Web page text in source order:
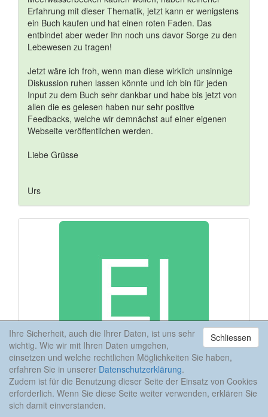
Erfahrung mit dieser Thematik, jetzt kann er wenigstens
ein Buch kaufen und hat einen roten Faden. Das
entbindet aber weder Ihn noch uns davor Sorge zu den
Lebewesen zu tragen!
Jetzt wäre ich froh, wenn man diese wirklich unsinnige
Diskussion ruhen lassen könnte und ich bin für jeden
Input zu dem Buch sehr dankbar und habe bis jetzt von
allen die es gelesen haben nur sehr positive
Feedbacks, welche wir demnächst auf einer eigenen
Webseite veröffentlichen werden.
Liebe Grüsse
Urs
Elbrus am 21.04.17 #13
Schliessen
Ihre Sicherheit, auch die Ihrer Daten, ist uns sehr
wichtig. Wie wir mit Ihren Daten umgehen,
einsetzen und welche rechtlichen Möglichkeiten Sie haben,
erfahren Sie in unserer Datenschutzerklärung.
Zudem ist für die Benutzung dieser Seite der Einsatz von Cookies
erforderlich. Wenn Sie diese Seite weiter verwenden, erklären Sie
sich damit einverstanden.